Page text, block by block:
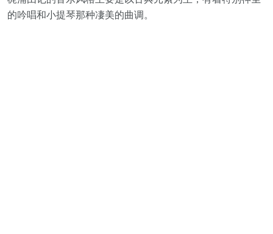
的吟唱和小提琴那种凄美的曲调。